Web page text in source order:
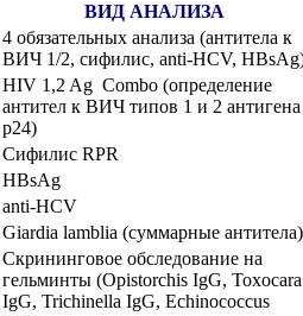
ВИД АНАЛИЗА
4 обязательных анализа (антитела к
ВИЧ 1/2, сифилис, anti-HCV,
HIV 1,2 Ag Combo (определение
антител к ВИЧ типов 1 и 2 антигена
р24)
Сифилис RPR
HBsAg
anti-HCV
Giardia lamblia (суммарные антитела)
Скрининговое обследование на
гельминты (Opistorchis IgG, Toxocara
IgG, Trichinella IgG, Echinococcus